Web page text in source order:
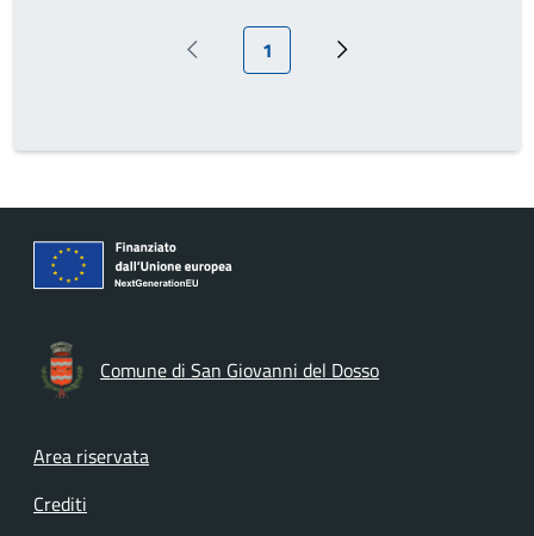
Pagina precedente
Pagina attuale
1 Prossima pagina
Comune di San Giovanni del Dosso
Footer menu
Area riservata
Crediti